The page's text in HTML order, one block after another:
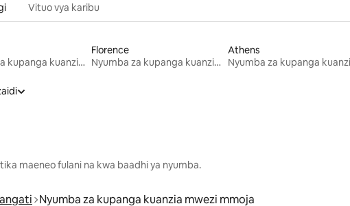
Vituo vya karibu
Nyumba za kupanga kuanzia mwezi mmoja
Florence
Nyumba za kupanga kuanzia mwezi mmoja
Athens
maeneo fulani na kwa baadhi ya nyumba.
Nyumba za kupanga kuanzia mwezi mmoja